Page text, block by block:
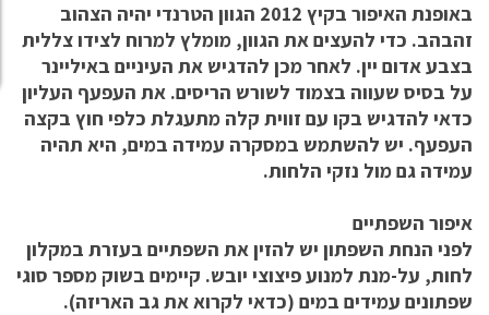
באופנת האיפור בקיץ 2012 הגוון הטרנדי יהיה הצהוב
זהבהב. כדי להעצים את הגוון, מומלץ למרוח לצידו צללית
בצבע אדום יין. לאחר מכן להדגיש את העיניים באיליינר
על בסיס שעווה בצמוד לשורש הריסים. את העפעף העליון
כדאי להדגיש בקו עם זווית קלה מתעגלת כלפי חוץ בקצה
העפעף. יש להשתמש במסקרה עמידה במים, היא תהיה
עמידה גם מול נזקי הלחות.
איפור השפתיים
לפני הנחת השפתון יש להזין את השפתיים בעזרת במקלון
לחות, על-מנת למנוע פיצוצי יובש. קיימים בשוק מספר סוגי
שפתונים עמידים במים (כדאי לקרוא את גב האריזה).